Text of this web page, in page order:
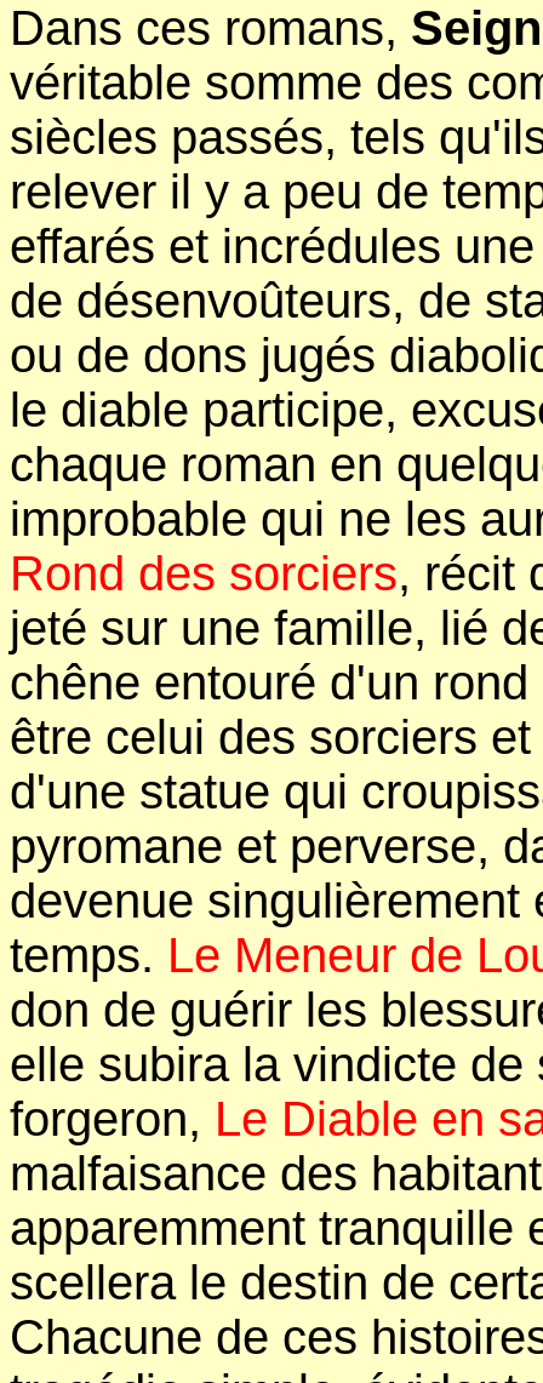
Dans ces romans,
véritable somme des
siècles passés, tels
relever il y a peu de
effarés et incrédules
de désenvoûteurs, de
ou de dons jugés
le diable participe,
chaque roman en
improbable qui ne les
Rond des sorciers, récit
jeté sur une famille, lié
chêne entouré d'un
être celui des sorciers
d'une statue qui
pyromane et perverse,
devenue singulièrement
temps. Le Meneur de
don de guérir les
elle subira la vindicte
forgeron, Le Diable en
malfaisance des
apparemment tranquille
scellera le destin de
Chacune de ces